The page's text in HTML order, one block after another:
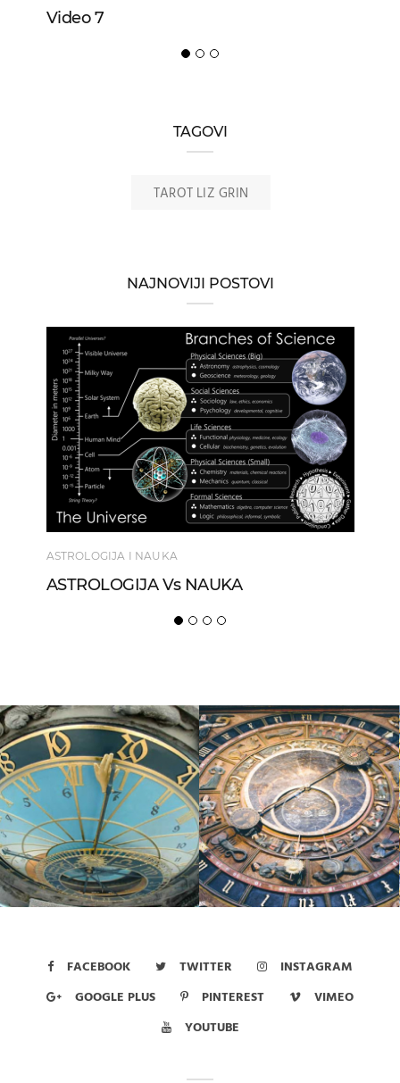
Video 7
TAGOVI
TAROT LIZ GRIN
NAJNOVIJI POSTOVI
ASTROLOGIJA I NAUKA
ASTROLOGIJA Vs NAUKA
FACEBOOK TWITTER
INSTAGRAM
GOOGLE PLUS
PINTEREST
VIMEO
YOUTUBE